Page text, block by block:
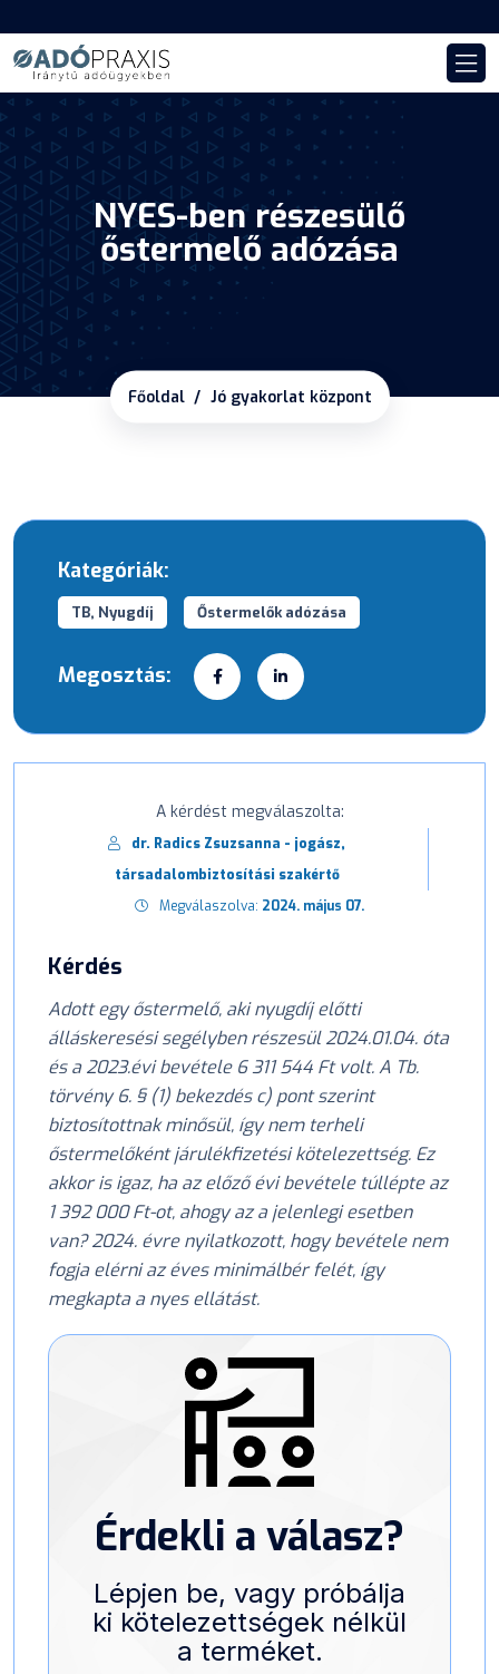
NYES-ben részesülő
őstermelő adózása
Főoldal Jó gyakorlat központ
Kategóriák:
TB, Nyugdíj Őstermelők adózása
Megosztás:
A kérdést megválaszolta:
dr. Radics Zsuzsanna - jogász,
társadalombiztosítási szakértő
Megválaszolva: 2024. május 07.
Kérdés
Adott egy őstermelő, aki nyugdíj előtti
álláskeresési segélyben részesül 2024.01.04. óta
és a 2023.évi bevétele 6 311 544 Ft volt. A Tb.
törvény 6. § (1) bekezdés c) pont szerint
biztosítottnak minősül, így nem terheli
őstermelőként járulékfizetési kötelezettség. Ez
akkor is igaz, ha az előző évi bevétele túllépte az
1 392 000 Ft-ot, ahogy az a jelenlegi esetben
van? 2024. évre nyilatkozott, hogy bevétele nem
fogja elérni az éves minimálbér felét, így
megkapta a nyes ellátást.
Érdekli a válasz?
Lépjen be, vagy próbálja
ki kötelezettségek nélkül
a terméket.